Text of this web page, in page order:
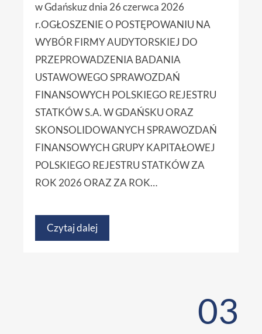
w Gdańskuz dnia 26 czerwca 2026
r.OGŁOSZENIE O POSTĘPOWANIU NA
WYBÓR FIRMY AUDYTORSKIEJ DO
PRZEPROWADZENIA BADANIA
USTAWOWEGO SPRAWOZDAŃ
FINANSOWYCH POLSKIEGO REJESTRU
STATKÓW S.A. W GDAŃSKU ORAZ
SKONSOLIDOWANYCH SPRAWOZDAŃ
FINANSOWYCH GRUPY KAPITAŁOWEJ
POLSKIEGO REJESTRU STATKÓW ZA
ROK 2026 ORAZ ZA ROK…
Czytaj dalej
03